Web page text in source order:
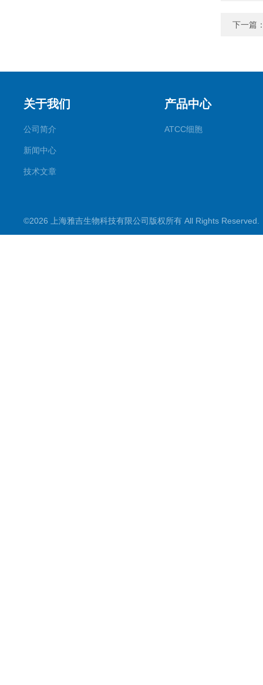
下一篇
关于我们
公司简介
新闻中心
技术文章
产品中心
ATCC细胞
©2026 上海雅吉生物科技有限公司版权所有 All Rights